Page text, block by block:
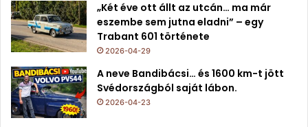
„Két éve ott állt az utcán… ma már
eszembe sem jutna eladni” – egy
Trabant 601 története
2026-04-29
A neve Bandibácsi… és 1600 km-t jött
Svédországból saját lábon.
2026-04-23